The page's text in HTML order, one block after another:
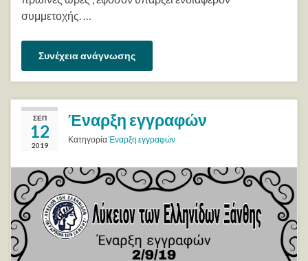
συμμετοχής. …
Συνέχεια ανάγνωσης
ΣΕΠ
12
2019
Έναρξη εγγραφών
ΚατηγορίαΈναρξη εγγραφών